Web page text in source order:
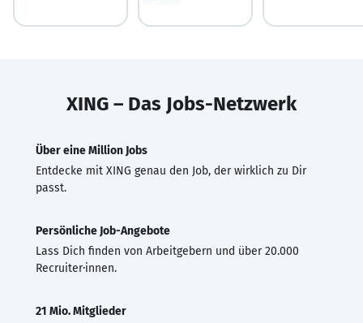
XING – Das Jobs-Netzwerk
Über eine Million Jobs
Entdecke mit XING genau den Job, der wirklich zu Dir
passt.
Persönliche Job-Angebote
Lass Dich finden von Arbeitgebern und über 20.000
Recruiter·innen.
21 Mio. Mitglieder